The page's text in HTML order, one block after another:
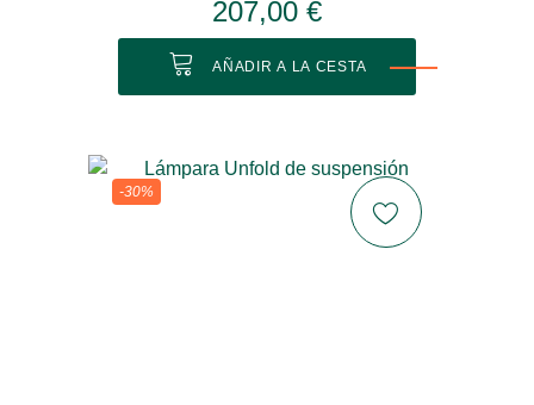
207,00 €
AÑADIR A LA CESTA
-30%